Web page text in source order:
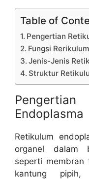
Table of
Pengertian
Fungsi
Jenis-Jenis
Struktur
Endoplasma
Retikulum
organel dalam
seperti membran
kantung